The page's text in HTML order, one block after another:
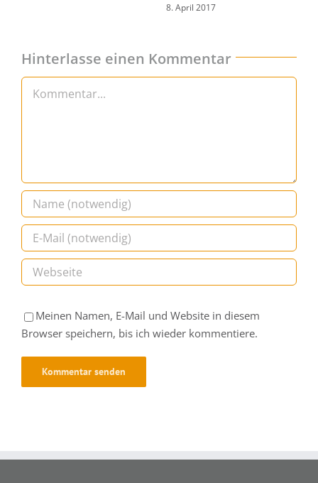
8. April 2017
Hinterlasse einen Kommentar
Kommentar
Meinen Namen, E-Mail und Website in diesem
Browser speichern, bis ich wieder kommentiere.